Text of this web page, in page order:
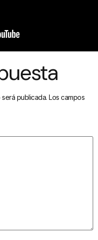
publicada. Los campos